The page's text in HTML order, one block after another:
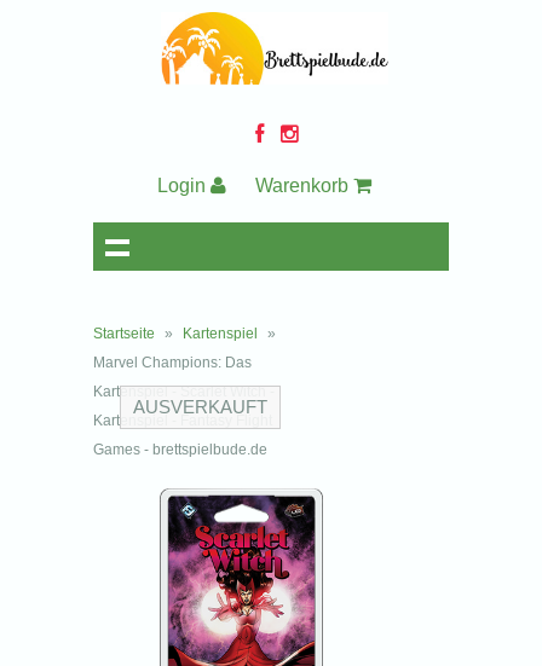
Login Warenkorb
Startseite » Kartenspiel
»
Marvel Champions: Das
Kartenspiel - Scarlet Witch -
Kartenspiel - Fantasy Flight
Games - brettspielbude.de
AUSVERKAUFT